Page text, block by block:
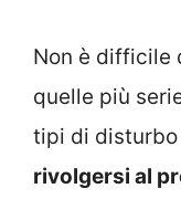
Non è difficile
quelle più
tipi di
rivolgersi al